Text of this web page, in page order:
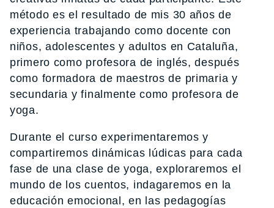
método es el resultado de mis 30 años de
experiencia trabajando como docente con
niños, adolescentes y adultos en Cataluña,
primero como profesora de inglés, después
como formadora de maestros de primaria y
secundaria y finalmente como profesora de
yoga.
Durante el curso experimentaremos y
compartiremos dinámicas lúdicas para cada
fase de una clase de yoga, exploraremos el
mundo de los cuentos, indagaremos en la
educación emocional, en las pedagogías